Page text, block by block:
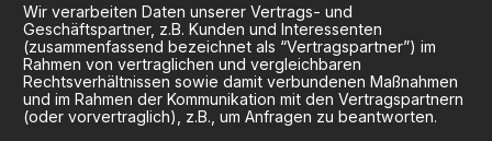
Wir verarbeiten Daten unserer Vertrags- und
Geschäftspartner, z.B. Kunden und Interessenten
(zusammenfassend bezeichnet als “Vertragspartner”) im
Rahmen von vertraglichen und vergleichbaren
Rechtsverhältnissen sowie damit verbundenen Maßnahmen
und im Rahmen der Kommunikation mit den Vertragspartnern
(oder vorvertraglich), z.B., um Anfragen zu beantworten.